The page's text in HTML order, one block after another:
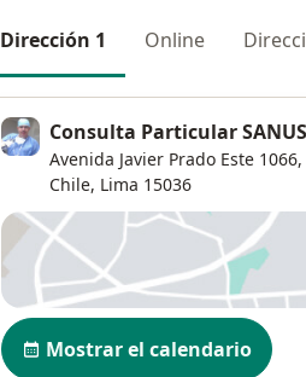
Dirección 1 Online
Consulta Particular
Avenida Javier Prado Este 1066,
Chile, Lima 15036
Disponibilidad
Mostrar el calendario